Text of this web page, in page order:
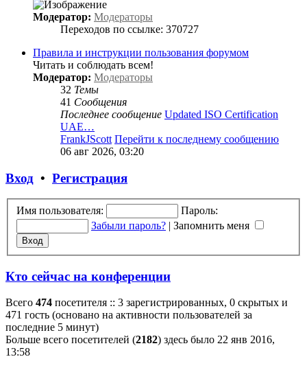
Модератор: Модераторы
Переходов по ссылке: 370727
Правила и инструкции пользования форумом
Читать и соблюдать всем!
Модератор: Модераторы
32 Темы
41 Сообщения
Последнее сообщение Updated ISO Certification
UAE…
FrankJScott Перейти к последнему сообщению
06 авг 2026, 03:20
Вход • Регистрация
Имя пользователя:
Пароль:
Забыли пароль? | Запомнить меня
Кто сейчас на конференции
Всего 474 посетителя :: 3 зарегистрированных, 0 скрытых и
471 гость (основано на активности пользователей за
последние 5 минут)
Больше всего посетителей (2182) здесь было 22 янв 2016,
13:58